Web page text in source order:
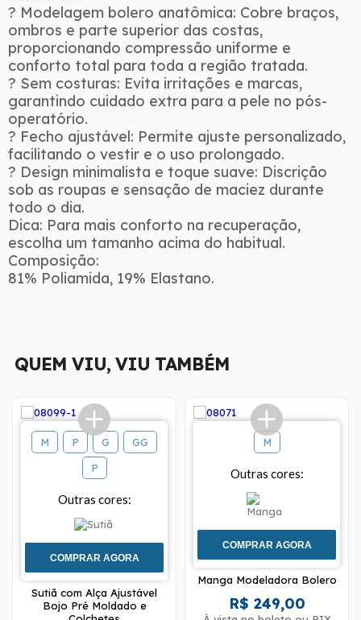
? Modelagem bolero anatômica: Cobre braços,
ombros e parte superior das costas,
proporcionando compressão uniforme e
conforto total para toda a região tratada.
? Sem costuras: Evita irritações e marcas,
garantindo cuidado extra para a pele no pós-
operatório.
? Fecho ajustável: Permite ajuste personalizado,
facilitando o vestir e o uso prolongado.
? Design minimalista e toque suave: Discrição
sob as roupas e sensação de maciez durante
todo o dia.
Dica: Para mais conforto na recuperação,
escolha um tamanho acima do habitual.
Composição:
81% Poliamida, 19% Elastano.
QUEM VIU, VIU TAMBÉM
M P G
GG
P
Outras cores:
COMPRAR AGORA
Sutiã com Alça Ajustável
Bojo Pré Moldado e
M
Outras cores:
COMPRAR AGORA
Manga Modeladora Bolero
R$ 249,00